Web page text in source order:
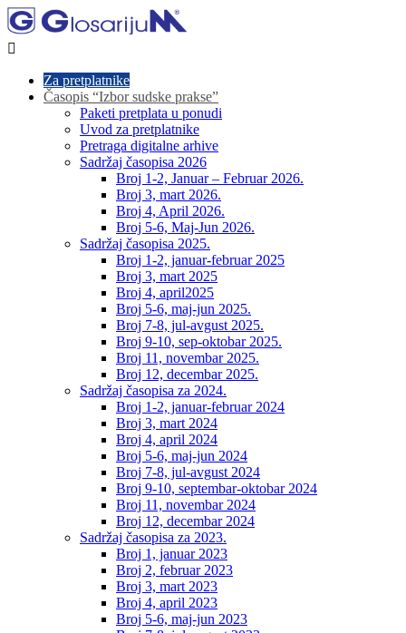

Za pretplatnike
Časopis “Izbor sudske prakse”
Paketi pretplata u ponudi
Uvod za pretplatnike
Pretraga digitalne arhive
Sadržaj časopisa 2026
Broj 1-2, Januar – Februar 2026.
Broj 3, mart 2026.
Broj 4, April 2026.
Broj 5-6, Maj-Jun 2026.
Sadržaj časopisa 2025.
Broj 1-2, januar-februar 2025
Broj 3, mart 2025
Broj 4, april2025
Broj 5-6, maj-jun 2025.
Broj 7-8, jul-avgust 2025.
Broj 9-10, sep-oktobar 2025.
Broj 11, novembar 2025.
Broj 12, decembar 2025.
Sadržaj časopisa za 2024.
Broj 1-2, januar-februar 2024
Broj 3, mart 2024
Broj 4, april 2024
Broj 5-6, maj-jun 2024
Broj 7-8, jul-avgust 2024
Broj 9-10, septembar-oktobar 2024
Broj 11, novembar 2024
Broj 12, decembar 2024
Sadržaj časopisa za 2023.
Broj 1, januar 2023
Broj 2, februar 2023
Broj 3, mart 2023
Broj 4, april 2023
Broj 5-6, maj-jun 2023